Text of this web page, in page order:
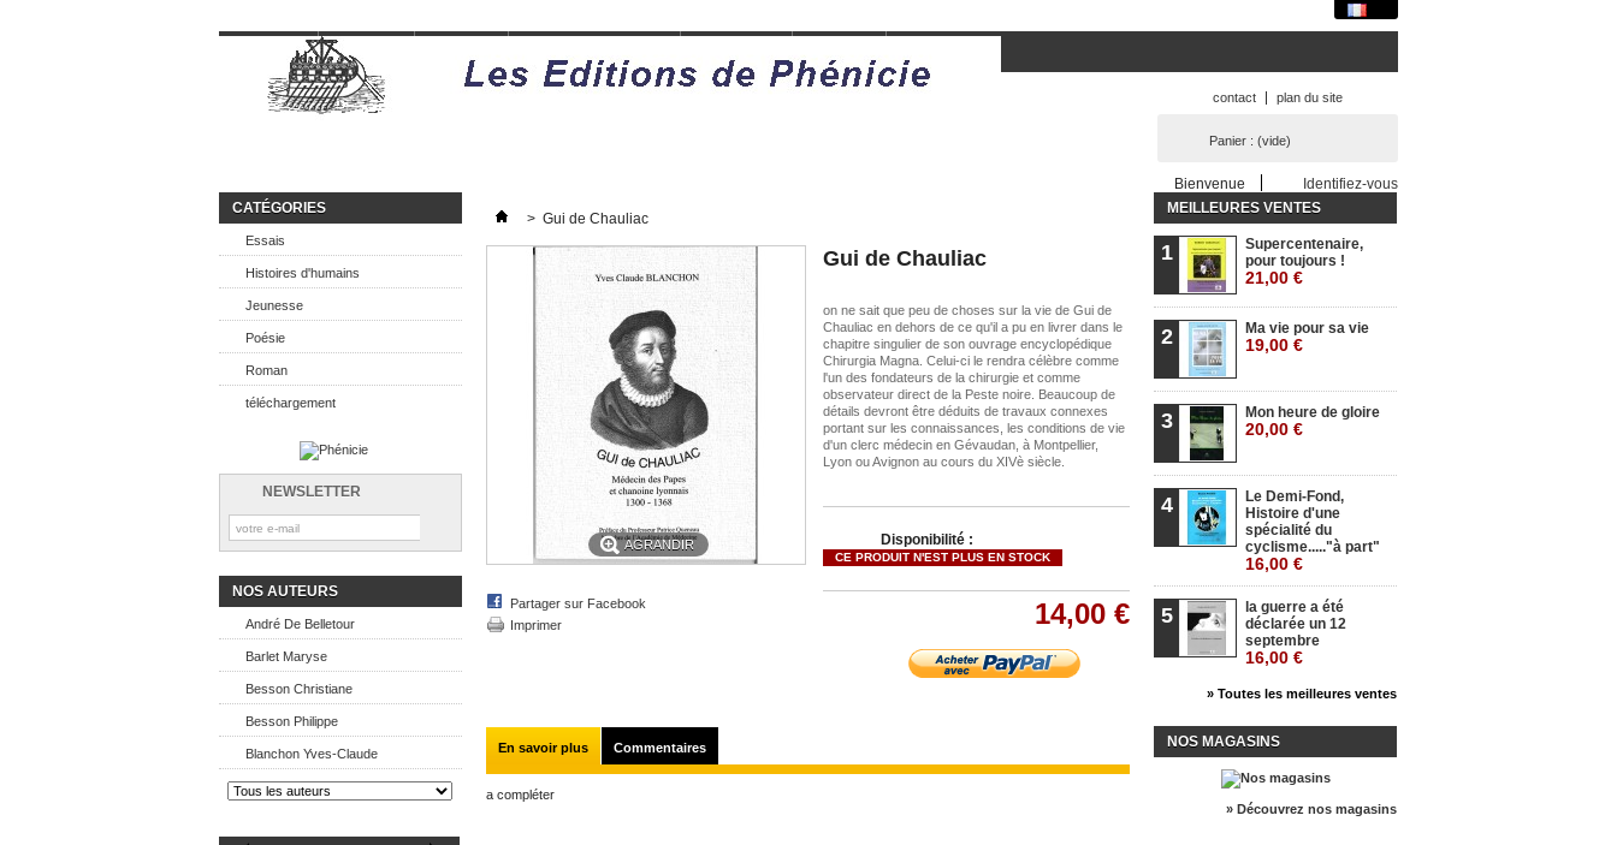
Roman
contact plan du site
Panier : (vide)
Bienvenue
Identifiez-vous
CATÉGORIES
Essais
Histoires d'humains
Jeunesse
Poésie
Roman
téléchargement
NEWSLETTER
NOS AUTEURS
André De Belletour
Barlet Maryse
Besson Christiane
Besson Philippe
Blanchon Yves-Claude
> Gui de Chauliac
AGRANDIR
Partager sur Facebook
Imprimer
Gui de Chauliac
on ne sait que peu de choses sur la vie de Gui de
Chauliac en dehors de ce qu'il a pu en livrer dans le
chapitre singulier de son ouvrage encyclopédique
Chirurgia Magna. Celui-ci le rendra célèbre comme
l'un des fondateurs de la chirurgie et comme
observateur direct de la Peste noire. Beaucoup de
détails devront être déduits de travaux connexes
portant sur les connaissances, les conditions de vie
d'un clerc médecin en Gévaudan, à Montpellier,
Lyon ou Avignon au cours du XIVè siècle.
Disponibilité :
CE PRODUIT N'EST PLUS EN STOCK
14,00 €
En savoir plus Commentaires
a compléter
MEILLEURES VENTES
1
Supercentenaire,
pour toujours !
21,00 €
2 Ma vie pour sa vie
19,00 €
3 Mon heure de gloire
20,00 €
4
Le Demi-Fond,
Histoire d'une
spécialité du
cyclisme....."à part"
16,00 €
5
la guerre a été
déclarée un 12
septembre
16,00 €
» Toutes les meilleures ventes
NOS MAGASINS
» Découvrez nos magasins